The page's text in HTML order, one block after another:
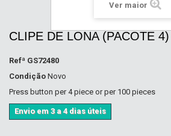
Ver maior
CLIPE DE LONA (PACOTE 4)
Refª GS72480
Condição Novo
Press button per 4 piece or per 100 pieces
Envio em 3 a 4 dias úteis